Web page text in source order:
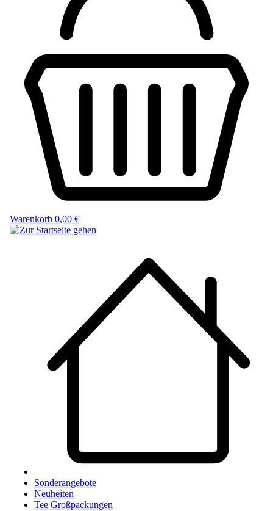
Warenkorb 0,00 €
Sonderangebote
Neuheiten
Tee Großpackungen